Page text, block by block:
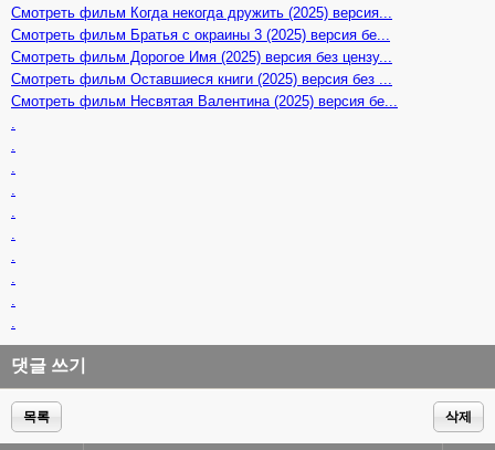
Смотреть фильм Когда некогда дружить (2025) версия...
Смотреть фильм Братья с окраины 3 (2025) версия бе...
Смотреть фильм Дорогое Имя (2025) версия без цензу...
Смотреть фильм Оставшиеся книги (2025) версия без ...
Смотреть фильм Несвятая Валентина (2025) версия бе...
.
.
.
.
.
.
.
.
.
.
댓글 쓰기
목록 삭제